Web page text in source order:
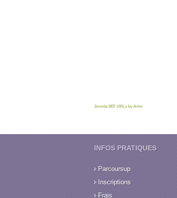
Joomla SEF URLs by Artio
INFOS PRATIQUES
Parcoursup
Inscriptions
Frais